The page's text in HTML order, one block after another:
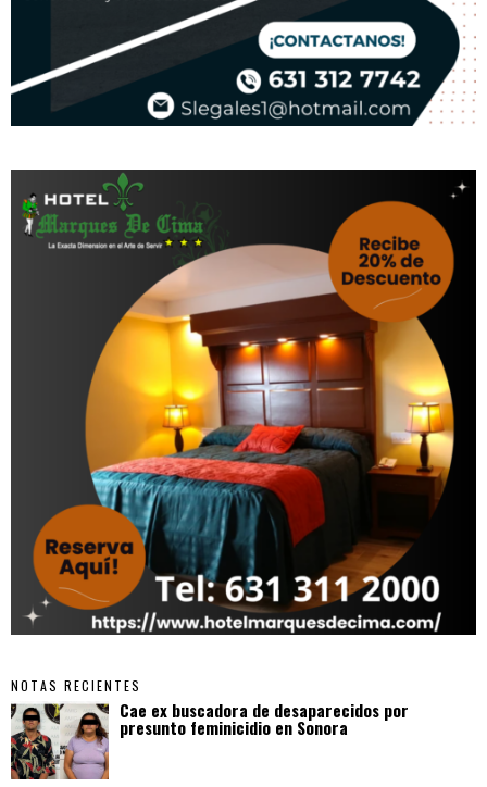
NOTAS RECIENTES
Cae ex buscadora de desaparecidos por
presunto feminicidio en Sonora